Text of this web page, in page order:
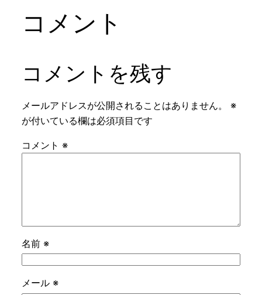
コメント
コメントを残す
メールアドレスが公開されることはありません。
※
が付いている欄は必須項目です
コメント ※
名前 ※
メール ※